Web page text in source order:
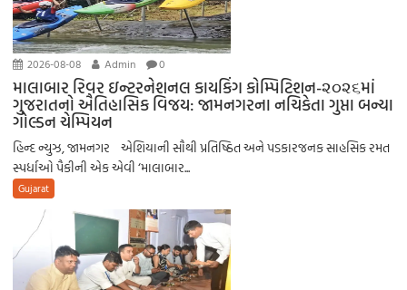
2026-08-08 Admin 0
માલાબાર રિવર ઇન્ટરનેશનલ કાયકિંગ કોમ્પિટિશન-૨૦૨૬માં
ગુજરાતનો ઐતિહાસિક વિજય: જામનગરના નચિકેતા ગુપ્તા બન્યા
ગોલ્ડન ચેમ્પિયન
હિન્દ ન્યુઝ, જામનગર એશિયાની સૌથી પ્રતિષ્ઠિત અને પડકારજનક સાહસિક રમત
સ્પર્ધાઓ પૈકીની એક એવી ‘માલાબાર...
Gujarat